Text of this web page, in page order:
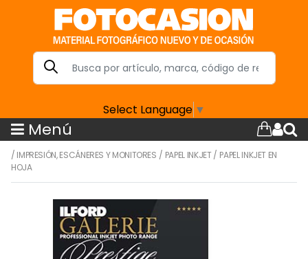
Select Language ▼
Menú
/ IMPRESIÓN, ESCÁNERES Y MONITORES / PAPEL INKJET/ PAPEL INKJET EN
HOJA